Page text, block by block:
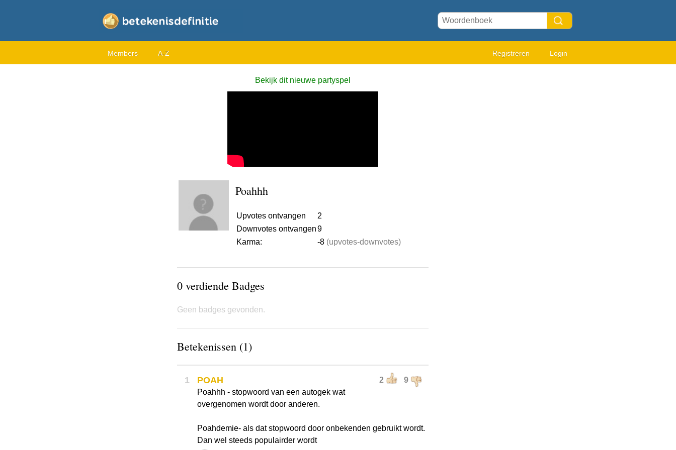
Members A-Z Registreren Login
Bekijk dit nieuwe partyspel
Poahhh
Upvotes ontvangen
2
Downvotes ontvangen9
Karma:
-8 (upvotes-downvotes)
0 verdiende Badges
Geen badges gevonden.
Betekenissen (1)
1 2 9
POAH
Poahhh - stopwoord van een autogek wat
overgenomen wordt door anderen.
Poahdemie- als dat stopwoord door onbekenden gebruikt wordt.
Dan wel steeds populairder wordt